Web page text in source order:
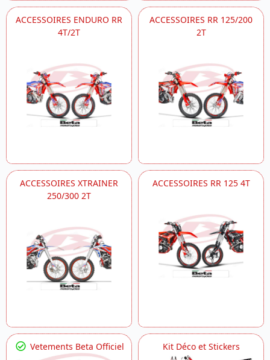
ACCESSOIRES ENDURO RR
4T/2T
ACCESSOIRES RR 125/200
2T
ACCESSOIRES XTRAINER
250/300 2T
ACCESSOIRES RR 125 4T
Vetements Beta Officiel Kit Déco et Stickers